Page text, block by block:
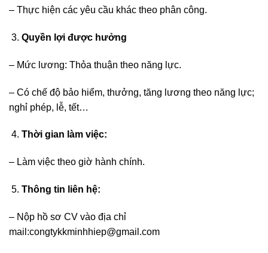
– Thực hiện các yêu cầu khác theo phân công.
Quyền lợi được hưởng
– Mức lương: Thỏa thuận theo năng lực.
– Có chế độ bảo hiểm, thưởng, tăng lương theo năng lực;
nghỉ phép, lễ, tết…
Thời gian làm việc:
– Làm việc theo giờ hành chính.
Thông tin liên hệ:
– Nộp hồ sơ CV vào địa chỉ
mail:congtykkminhhiep@gmail.com